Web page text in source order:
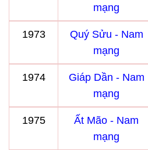
mạng
1973
Quý Sửu - Nam
mạng
1974
Giáp Dần - Nam
mạng
1975
Ất Mão - Nam
mạng